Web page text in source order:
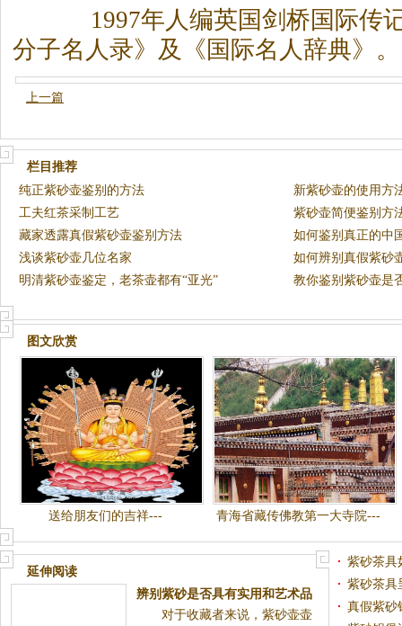
1997年人编英国剑桥国际传
分子名人录》及《国际名人辞典》。
上一篇
栏目推荐
纯正紫砂壶鉴别的方法
新紫砂壶的使用方
工夫红茶采制工艺
紫砂壶简便鉴别方
藏家透露真假紫砂壶鉴别方法
如何鉴别真正的中
浅谈紫砂壶几位名家
如何辨别真假紫砂
壶
明清紫砂壶鉴定，老茶壶都有“亚光” 教你鉴别紫砂壶是
图文欣赏
送给朋友们的吉祥---
青海省藏传佛教第一大寺院---
塔尔寺
延伸阅读
辨别紫砂是否具有实用和艺术品
收藏价值
对于收藏者来说，紫砂壶壶
紫砂茶具
紫砂茶具
真假紫砂